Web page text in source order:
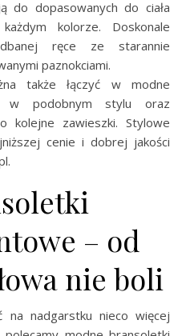
do dopasowanych do ciała
kolorze. Doskonale
ręce ze starannie
paznokciami.
także łączyć w modne
w podobnym stylu oraz
kolejne zawieszki. Stylowe
cenie i dobrej jakości
– od
nie boli
nadgarstku nieco więcej